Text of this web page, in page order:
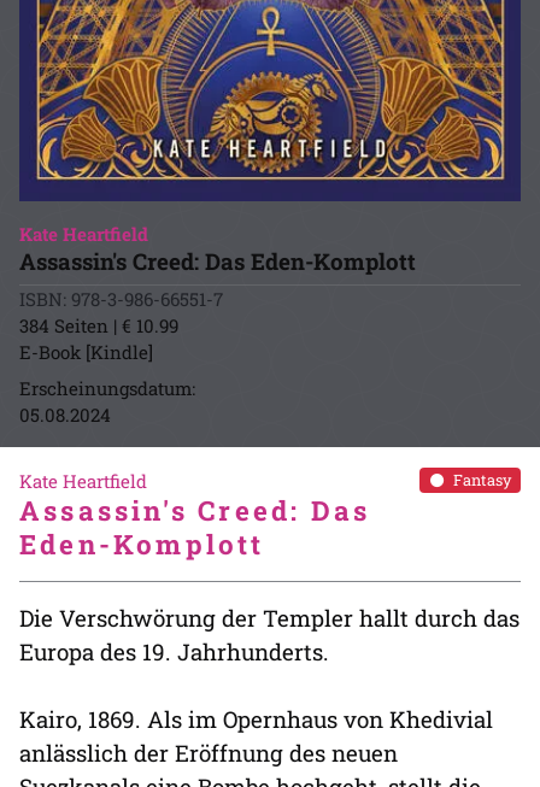
Kate Heartfield
Assassin's Creed: Das Eden-Komplott
ISBN: 978-3-986-66551-7
384 Seiten | € 10.99
E-Book [Kindle]
Erscheinungsdatum:
05.08.2024
Fantasy
Kate Heartfield
Assassin's Creed: Das
Eden-Komplott
Die Verschwörung der Templer hallt durch das
Europa des 19. Jahrhunderts.
Kairo, 1869. Als im Opernhaus von Khedivial
anlässlich der Eröffnung des neuen